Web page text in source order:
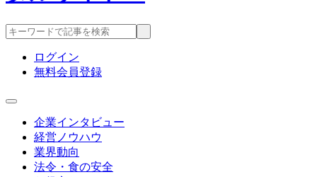
ログイン
無料会員登録
企業インタビュー
経営ノウハウ
業界動向
法令・食の安全